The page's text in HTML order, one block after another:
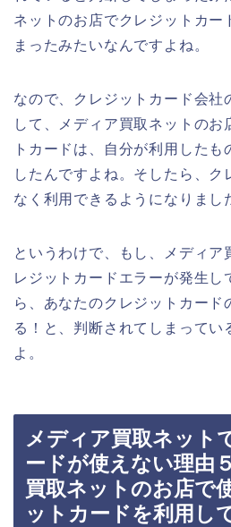
ネットのお店でクレジットカー
まったみたいなんですよね。
なので、クレジットカード会社
して、メディア買取ネットのお
トカードは、自分が利用したも
したんですよね。そしたら、ク
なく利用できるようになりまし
というわけで、もし、メディア
レジットカードエラーが発生し
ら、あなたのクレジットカード
る！と、判断されてしまってい
よ。
メディア買取ネット
ードが使えない理由
買取ネットのお店で
ットカードを利用し